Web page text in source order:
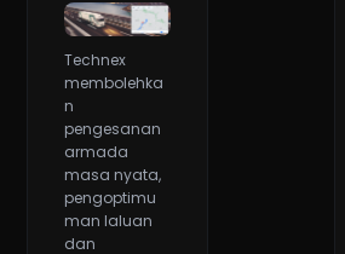
Technex
membolehka
n
pengesanan
armada
masa nyata,
pengoptimu
man laluan
dan